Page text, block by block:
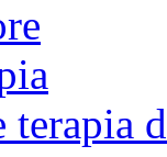
terapia